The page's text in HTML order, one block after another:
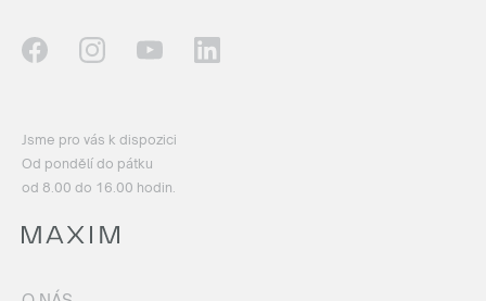
Jsme pro vás k dispozici
Od pondělí do pátku
od 8.00 do 16.00 hodin.